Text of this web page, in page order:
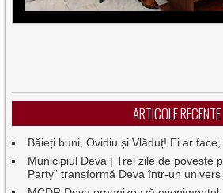
ARTICOLE RECENTE
Băieți buni, Ovidiu și Vlăduț! Ei ar
Municipiul Deva | Trei zile de poveste
Party” transformă Deva într-un